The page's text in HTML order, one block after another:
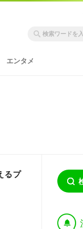
エンタメ
るプ
†